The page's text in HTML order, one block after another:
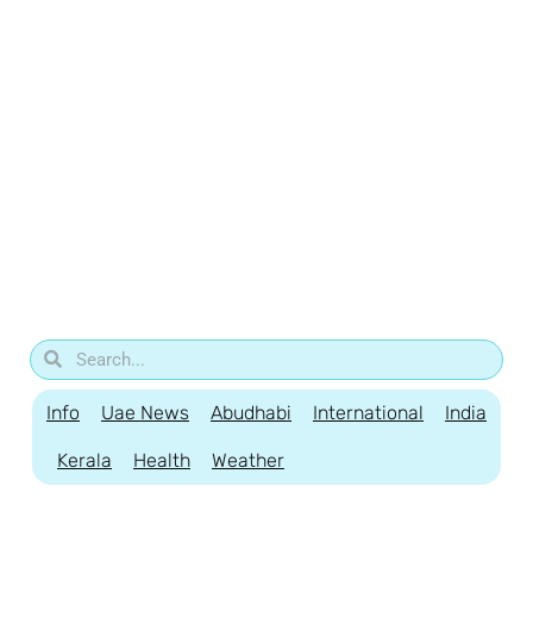
Info Uae News Abudhabi International India
Kerala Health Weather